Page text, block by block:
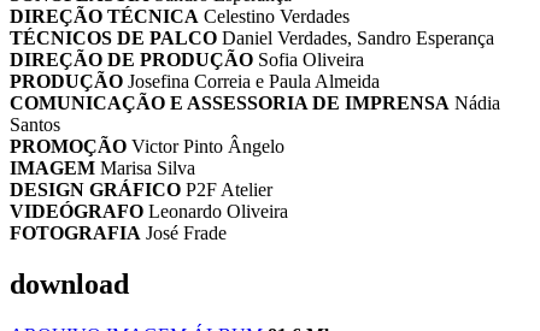
DIREÇÃO TÉCNICA Celestino Verdades
TÉCNICOS DE PALCO Daniel Verdades, Sandro Esperança
DIREÇÃO DE PRODUÇÃO Sofia Oliveira
PRODUÇÃO Josefina Correia e Paula Almeida
COMUNICAÇÃO E ASSESSORIA DE IMPRENSA Nádia
Santos
PROMOÇÃO Victor Pinto Ângelo
IMAGEM Marisa Silva
DESIGN GRÁFICO P2F Atelier
VIDEÓGRAFO Leonardo Oliveira
FOTOGRAFIA José Frade
download